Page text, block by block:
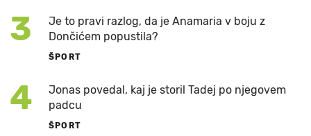
3
Je to pravi razlog, da je Anamaria v boju z
Dončićem popustila?
ŠPORT
4
Jonas povedal, kaj je storil Tadej po njegovem
padcu
ŠPORT